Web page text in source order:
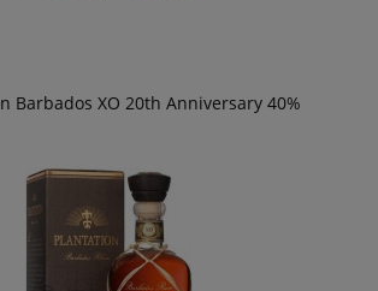
Barbados XO 20th Anniversary 40%